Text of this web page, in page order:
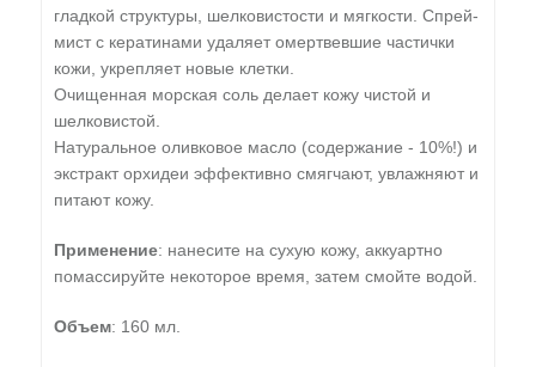
гладкой структуры, шелковистости и мягкости. Спрей-
мист с кератинами удаляет омертвевшие частички
кожи, укрепляет новые клетки.
Очищенная морская соль делает кожу чистой и
шелковистой.
Натуральное оливковое масло (содержание - 10%!) и
экстракт орхидеи эффективно смягчают, увлажняют и
питают кожу.
Применение: нанесите на сухую кожу, аккуартно
помассируйте некоторое время, затем смойте водой.
Объем: 160 мл.